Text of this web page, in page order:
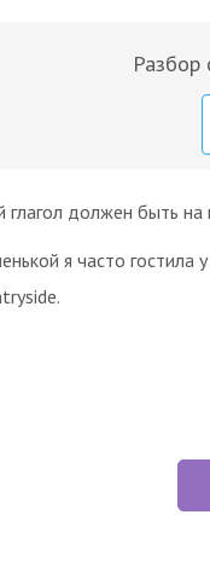
Разбор
должен быть на
я часто гостила